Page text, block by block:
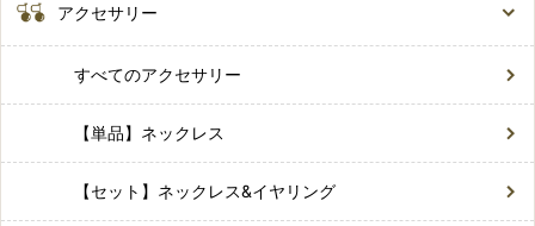
アクセサリー
すべてのアクセサリー
【単品】ネックレス
【セット】ネックレス&イヤリング